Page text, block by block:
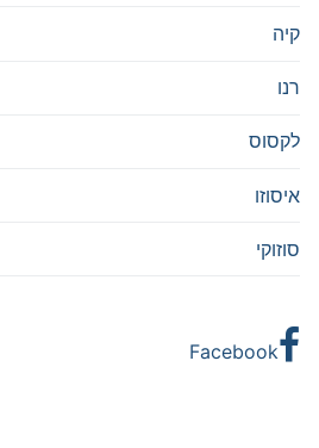
קיה
רנו
לקסוס
איסוזו
סוזוקי
Facebook